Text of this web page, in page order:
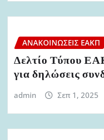
ΑΝΑΚΟΙΝΏΣΕΙΣ ΕΑΚΠ
Δελτίο Τύπου
για δηλώσεις
admin Σεπ 1, 2025